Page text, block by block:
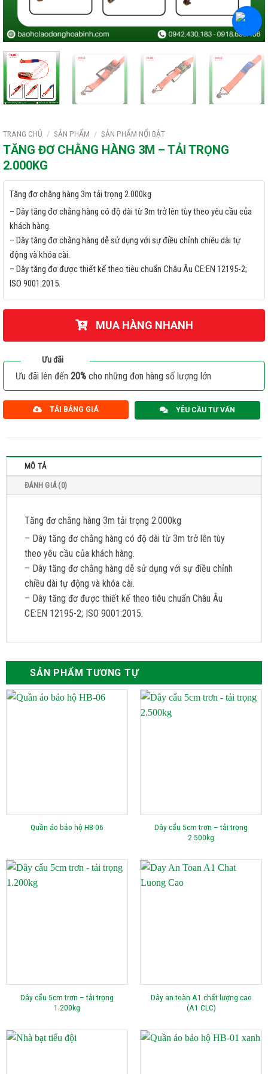
TRANG CHỦ / SẢN PHẨM / SẢN PHẨM NỔI BẬT
TĂNG ĐƠ CHẰNG HÀNG 3M – TẢI TRỌNG
2.000KG
Tăng đơ chằng hàng 3m tải trọng 2.000kg
– Dây tăng đơ chằng hàng có độ dài từ 3m trở lên tùy theo yêu cầu của
khách hàng.
– Dây tăng đơ chằng hàng dễ sử dụng với sự điều chỉnh chiều dài tự
động và khóa cài.
– Dây tăng đơ được thiết kế theo tiêu chuẩn Châu Âu CE:EN 12195-2;
ISO 9001:2015.
MUA HÀNG NHANH
Ưu đãi
Ưu đãi lên đến 20% cho những đơn hàng số lượng lớn
TẢI BẢNG GIÁ YÊU CẦU TƯ VẤN
MÔ TẢ
ĐÁNH GIÁ (0)
Tăng đơ chằng hàng 3m tải trọng 2.000kg
– Dây tăng đơ chằng hàng có độ dài từ 3m trở lên tùy
theo yêu cầu của khách hàng.
– Dây tăng đơ chằng hàng dễ sử dụng với sự điều chỉnh
chiều dài tự động và khóa cài.
– Dây tăng đơ được thiết kế theo tiêu chuẩn Châu Âu
CE:EN 12195-2; ISO 9001:2015.
SẢN PHẨM TƯƠNG TỰ
Quần áo bảo hộ HB-06
Dây cẩu 5cm trơn – tải trọng
2.500kg
Dây cẩu 5cm trơn – tải trọng
1.200kg
Dây an toàn A1 chất lượng cao
(A1 CLC)